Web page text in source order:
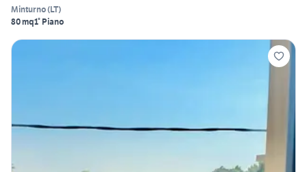
Minturno(LT)
80 mq1° Piano